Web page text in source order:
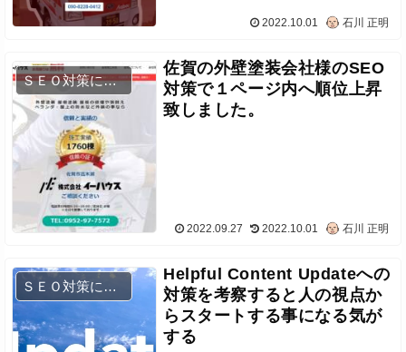
2022.10.01 石川 正明
ＳＥＯ対策について
佐賀の外壁塗装会社様のSEO
対策で１ページ内へ順位上昇
致しました。
2022.09.27 2022.10.01 石川 正明
ＳＥＯ対策について
Helpful Content Updateへの
対策を考察すると人の視点か
らスタートする事になる気が
する